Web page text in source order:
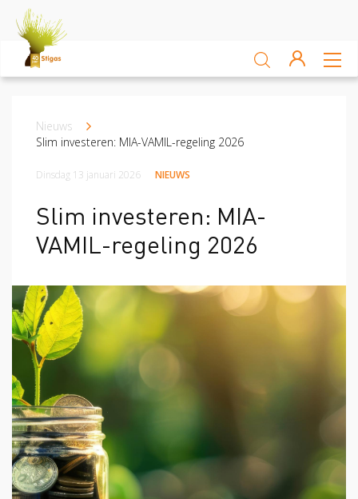
Kennisbank
Sectoren
Akkerbouw en vollegrondsteelt Bloembollenteelt en
Veiligheid
Risico Inventarisatie & Evaluatie (RIE)
Verzuim
Verzuim
Verzuimbegeleiding Arbopakket seizoenswerker
Vitaliteit
Vitaliteit
Vitaliteitsscan
Actueel
Actueel
Nieuws Nieuwsbrief Agenda
Over Stigas
Onze diensten
3V's van Stigas Aan de slag met Vitaliteit Aan
Sluiten
Kruimelpad
Nieuws
Slim investeren: MIA-VAMIL-regeling 2026
Dinsdag 13 januari 2026 NIEUWS
Slim investeren: MIA-
VAMIL-regeling 2026